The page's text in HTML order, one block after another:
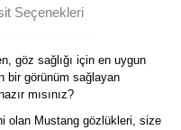
Seçenekleri
göz sağlığı için en uygun
bir görünüm sağlayan
mısınız?
olan Mustang gözlükleri, size